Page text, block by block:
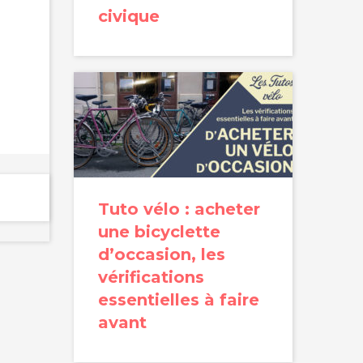
civique
Tuto vélo : acheter
une bicyclette
d’occasion, les
vérifications
essentielles à faire
avant